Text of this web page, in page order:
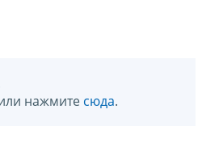
нажмите сюда.